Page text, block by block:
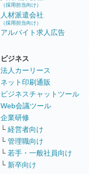
（採用担当向け）
人材派遣会社
（採用担当向け）
アルバイト求人広告
ビジネス
法人カーリース
ネット印刷通販
ビジネスチャットツール
Web会議ツール
企業研修
└ 経営者向け
└ 管理職向け
└ 若手・一般社員向け
└ 新卒向け